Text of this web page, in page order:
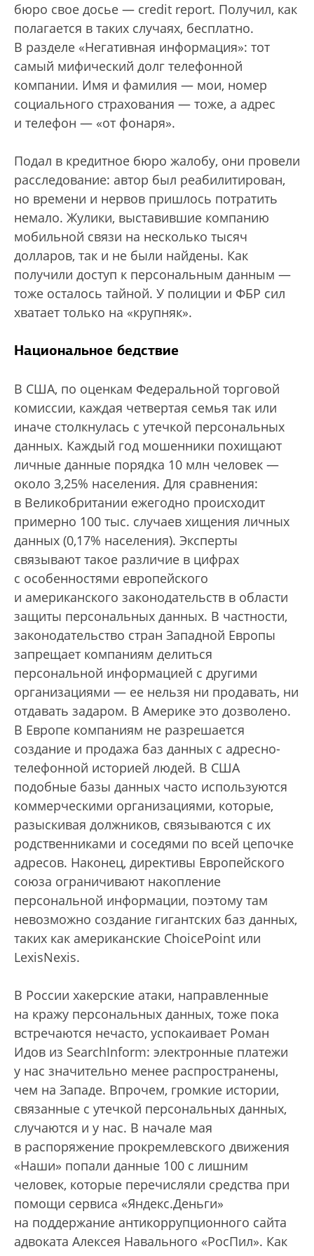
бюро свое досье — credit report. Получил, как
полагается в таких случаях, бесплатно.
В разделе «Негативная информация»: тот
самый мифический долг телефонной
компании. Имя и фамилия — мои, номер
социального страхования — тоже, а адрес
и телефон — «от фонаря».
Подал в кредитное бюро жалобу, они провели
расследование: автор был реабилитирован,
но времени и нервов пришлось потратить
немало. Жулики, выставившие компанию
мобильной связи на несколько тысяч
долларов, так и не были найдены. Как
получили доступ к персональным данным —
тоже осталось тайной. У полиции и ФБР сил
хватает только на «крупняк».
Национальное бедствие
В США, по оценкам Федеральной торговой
комиссии, каждая четвертая семья так или
иначе столкнулась с утечкой персональных
данных. Каждый год мошенники похищают
личные данные порядка 10 млн человек —
около 3,25% населения. Для сравнения:
в Великобритании ежегодно происходит
примерно 100 тыс. случаев хищения личных
данных (0,17% населения). Эксперты
связывают такое различие в цифрах
с особенностями европейского
и американского законодательств в области
защиты персональных данных. В частности,
законодательство стран Западной Европы
запрещает компаниям делиться
персональной информацией с другими
организациями — ее нельзя ни продавать, ни
отдавать задаром. В Америке это дозволено.
В Европе компаниям не разрешается
создание и продажа баз данных с адресно-
телефонной историей людей. В США
подобные базы данных часто используются
коммерческими организациями, которые,
разыскивая должников, связываются с их
родственниками и соседями по всей цепочке
адресов. Наконец, директивы Европейского
союза ограничивают накопление
персональной информации, поэтому там
невозможно создание гигантских баз данных,
таких как американские ChoicePoint или
LexisNexis.
В России хакерские атаки, направленные
на кражу персональных данных, тоже пока
встречаются нечасто, успокаивает Роман
Идов из SearchInform: электронные платежи
у нас значительно менее распространены,
чем на Западе. Впрочем, громкие истории,
связанные с утечкой персональных данных,
случаются и у нас. В начале мая
в распоряжение прокремлевского движения
«Наши» попали данные 100 с лишним
человек, которые перечисляли средства при
помощи сервиса «Яндекс.Деньги»
на поддержание антикоррупционного сайта
адвоката Алексея Навального «РосПил». Как